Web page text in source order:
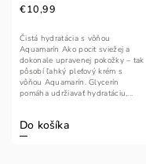
€10,99
Do košíka
Čistá hydratácia s vôňou
Aquamarín Ako pocit sviežej a
dokonale upravenej pokožky – tak
pôsobí ľahký pleťový krém s
vôňou Aquamarín. Glycerín
pomáha udržiavať hydratáciu,...